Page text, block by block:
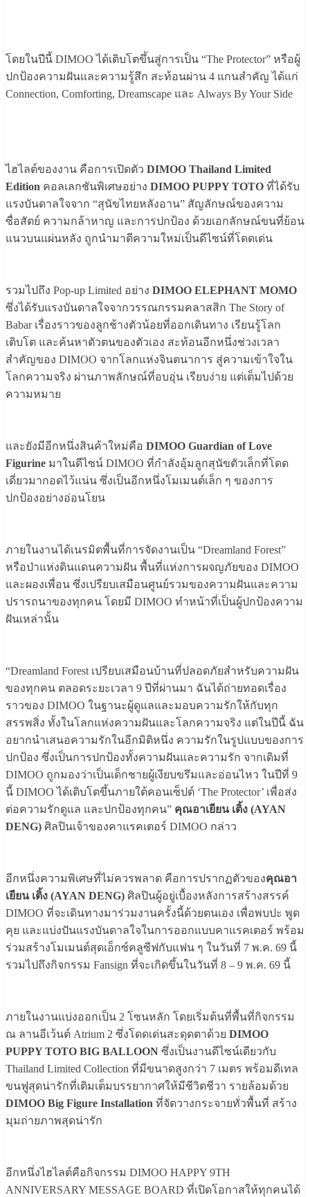
โดยในปีนี้ DIMOO ได้เติบโตขึ้นสู่การเป็น “The Protector” หรือผู้
ปกป้องความฝันและความรู้สึก สะท้อนผ่าน 4 แกนสำคัญ ได้แก่
Connection, Comforting, Dreamscape และ Always By Your Side
ไฮไลต์ของงาน คือการเปิดตัว DIMOO Thailand Limited
Edition คอลเลกชันพิเศษอย่าง DIMOO PUPPY TOTO ที่ได้รับ
แรงบันดาลใจจาก “สุนัขไทยหลังอาน” สัญลักษณ์ของความ
ซื่อสัตย์ ความกล้าหาญ และการปกป้อง ด้วยเอกลักษณ์ขนที่ย้อน
แนวบนแผ่นหลัง ถูกนำมาตีความใหม่เป็นดีไซน์ที่โดดเด่น
รวมไปถึง Pop-up Limited อย่าง DIMOO ELEPHANT MOMO
ซึ่งได้รับแรงบันดาลใจจากวรรณกรรมคลาสสิก The Story of
Babar เรื่องราวของลูกช้างตัวน้อยที่ออกเดินทาง เรียนรู้โลก
เติบโต และค้นหาตัวตนของตัวเอง สะท้อนอีกหนึ่งช่วงเวลา
สำคัญของ DIMOO จากโลกแห่งจินตนาการ สู่ความเข้าใจใน
โลกความจริง ผ่านภาพลักษณ์ที่อบอุ่น เรียบง่าย แต่เต็มไปด้วย
ความหมาย
และยังมีอีกหนึ่งสินค้าใหม่คือ DIMOO Guardian of Love
Figurine มาในดีไซน์ DIMOO ที่กำลังอุ้มลูกสุนัขตัวเล็กที่โดด
เดี่ยวมากอดไว้แน่น ซึ่งเป็นอีกหนึ่งโมเมนต์เล็ก ๆ ของการ
ปกป้องอย่างอ่อนโยน
ภายในงานได้เนรมิตพื้นที่การจัดงานเป็น “Dreamland Forest”
หรือป่าแห่งดินแดนความฝัน พื้นที่แห่งการผจญภัยของ DIMOO
และผองเพื่อน ซึ่งเปรียบเสมือนศูนย์รวมของความฝันและความ
ปรารถนาของทุกคน โดยมี DIMOO ทำหน้าที่เป็นผู้ปกป้องความ
ฝันเหล่านั้น
“Dreamland Forest เปรียบเสมือนบ้านที่ปลอดภัยสำหรับความฝัน
ของทุกคน ตลอดระยะเวลา 9 ปีที่ผ่านมา ฉันได้ถ่ายทอดเรื่อง
ราวของ DIMOO ในฐานะผู้ดูแลและมอบความรักให้กับทุก
สรรพสิ่ง ทั้งในโลกแห่งความฝันและโลกความจริง แต่ในปีนี้ ฉัน
อยากนำเสนอความรักในอีกมิติหนึ่ง ความรักในรูปแบบของการ
ปกป้อง ซึ่งเป็นการปกป้องทั้งความฝันและความรัก จากเดิมที่
DIMOO ถูกมองว่าเป็นเด็กชายผู้เงียบขรึมและอ่อนไหว ในปีที่ 9
นี้ DIMOO ได้เติบโตขึ้นภายใต้คอนเซ็ปต์ ‘The Protector’ เพื่อส่ง
ต่อความรักดูแล และปกป้องทุกคน” คุณอาเยียน เติ้ง (AYAN
DENG) ศิลปินเจ้าของคาแรคเตอร์ DIMOO กล่าว
อีกหนึ่งความพิเศษที่ไม่ควรพลาด คือการปรากฏตัวของคุณอา
เยียน เติ้ง (AYAN DENG) ศิลปินผู้อยู่เบื้องหลังการสร้างสรรค์
DIMOO ที่จะเดินทางมาร่วมงานครั้งนี้ด้วยตนเอง เพื่อพบปะ พูด
คุย และแบ่งปันแรงบันดาลใจในการออกแบบคาแรคเตอร์ พร้อม
ร่วมสร้างโมเมนต์สุดเอ็กซ์คลูซีฟกับแฟน ๆ ในวันที่ 7 พ.ค. 69 นี้
รวมไปถึงกิจกรรม Fansign ที่จะเกิดขึ้นในวันที่ 8 – 9 พ.ค. 69 นี้
ภายในงานแบ่งออกเป็น 2 โซนหลัก โดยเริ่มต้นที่พื้นที่กิจกรรม
ณ ลานอีเว้นต์ Atrium 2 ซึ่งโดดเด่นสะดุดตาด้วย DIMOO
PUPPY TOTO BIG BALLOON ซึ่งเป็นงานดีไซน์เดียวกับ
Thailand Limited Collection ที่มีขนาดสูงกว่า 7 เมตร พร้อมดีเทล
ขนฟูสุดน่ารักที่เติมเต็มบรรยากาศให้มีชีวิตชีวา รายล้อมด้วย
DIMOO Big Figure Installation ที่จัดวางกระจายทั่วพื้นที่ สร้าง
มุมถ่ายภาพสุดน่ารัก
อีกหนึ่งไฮไลต์คือกิจกรรม DIMOO HAPPY 9TH
ANNIVERSARY MESSAGE BOARD ที่เปิดโอกาสให้ทุกคนได้